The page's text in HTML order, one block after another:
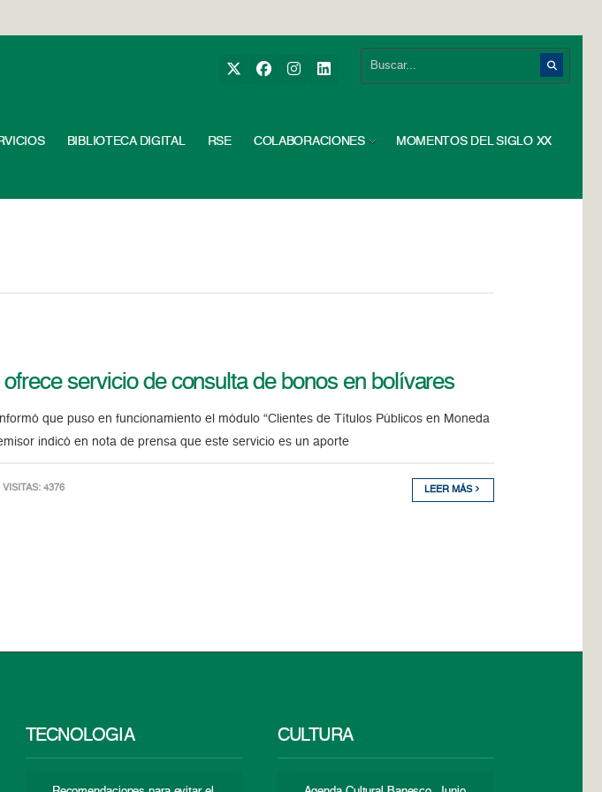
BIBLIOTECA DIGITAL RSE COLABORACIONES MOMENTOS DEL SIGLO XX
servicio de consulta de bonos en bolívares
que puso en funcionamiento el módulo “Clientes de Títulos Públicos en Moneda
indicó en nota de prensa que este servicio es un aporte
VISITAS: 4376 LEER MÁS
TECNOLOGÍA CULTURA